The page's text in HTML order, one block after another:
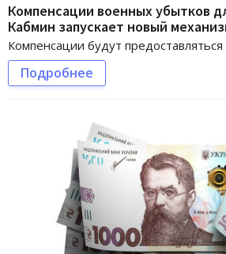
Компенсации военных убытков
Кабмин запускает новый
Компенсации будут
Подробнее